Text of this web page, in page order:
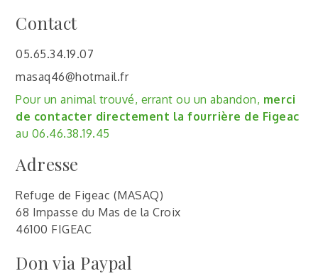
Contact
05.65.34.19.07
masaq46@hotmail.fr
Pour un animal trouvé, errant ou un abandon, merci
de contacter directement la fourrière de Figeac
au 06.46.38.19.45
Adresse
Refuge de Figeac (MASAQ)
68 Impasse du Mas de la Croix
46100 FIGEAC
Don via Paypal